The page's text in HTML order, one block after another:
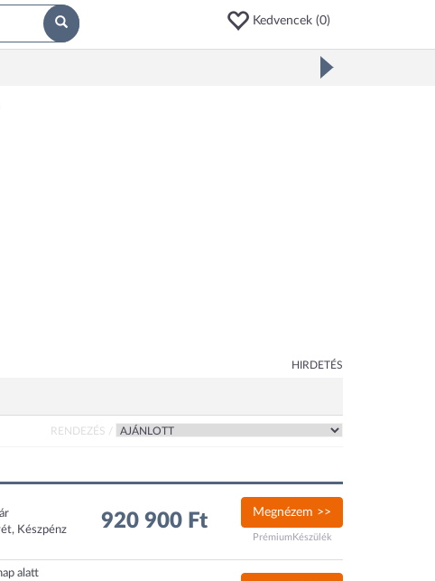
Kedvencek (0)
HIRDETÉS
RENDEZÉS /
Készpénz
920 900 Ft Megnézem >>
PrémiumKészülék
alatt